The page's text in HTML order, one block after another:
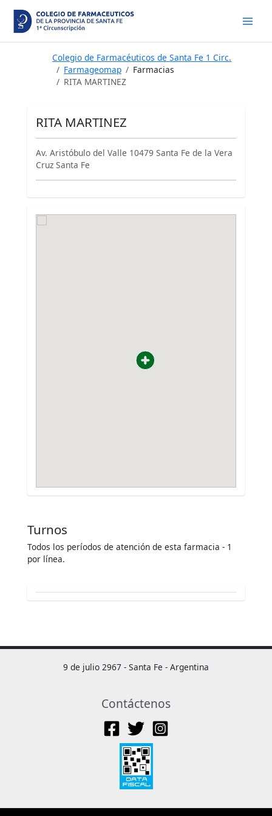
contenido
Colegio de Farmacéuticos de Santa Fe 1 Circ.
Farmageomap
Farmacias
RITA MARTINEZ
RITA MARTINEZ
Av. Aristóbulo del Valle 10479 Santa Fe de la Vera
Cruz Santa Fe
Turnos
Todos los períodos de atención de esta farmacia - 1
por línea.
9 de julio 2967 - Santa Fe - Argentina
Contáctenos